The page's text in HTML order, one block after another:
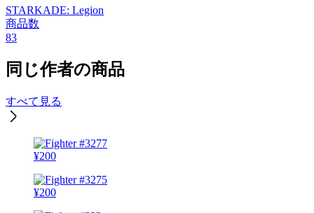
STARKADE: Legion
商品数
83
同じ作者の商品
すべて見る
¥200
¥200